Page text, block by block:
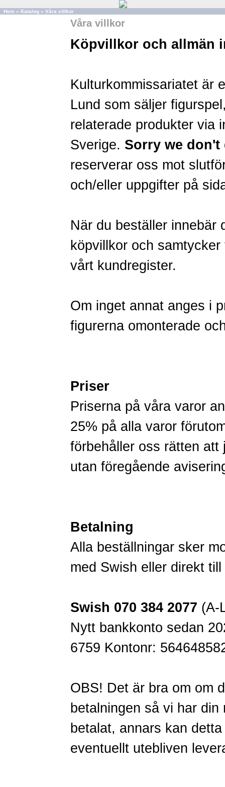
Hem » Katalog » Våra villkor
Våra villkor
Köpvillkor och allmän
Kulturkommissariatet är
Lund som säljer
relaterade produkter via
Sverige. Sorry we
reserverar oss mot
och/eller uppgifter på
När du beställer innebär
köpvillkor och
vårt kundregister.
Om inget annat anges i
figurerna omonterade
Priser
Priserna på våra varor
25% på alla varor
förbehåller oss rätten att
utan föregående
Betalning
Alla beställningar sker
med Swish eller direkt
Swish 070 384 2077 (A-
Nytt bankkonto sedan
6759 Kontonr:
OBS! Det är bra om om
betalningen så vi har
betalat, annars kan
eventuellt utebliven